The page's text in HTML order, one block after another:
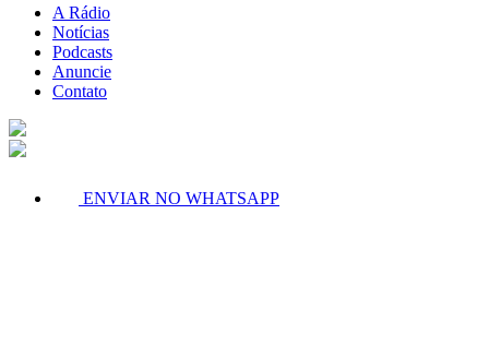
A Rádio
Notícias
Podcasts
Anuncie
Contato
ENVIAR NO WHATSAPP